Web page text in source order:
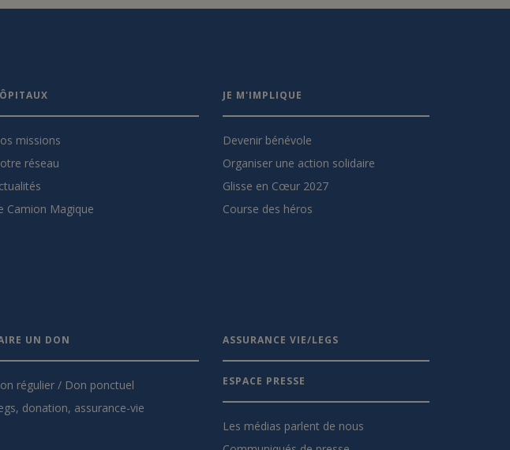
missions
réseau
Camion Magique
JE M'IMPLIQUE
Devenir bénévole
Organiser une action solidaire
Glisse en Cœur 2027
Course des héros
UN DON
régulier / Don ponctuel
donation, assurance-vie
ASSURANCE VIE/LEGS
ESPACE PRESSE
Les médias parlent de nous